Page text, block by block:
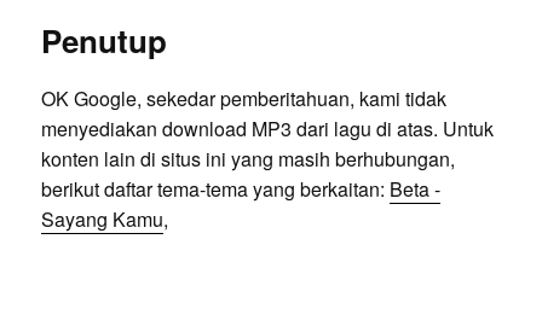
Penutup
OK Google, sekedar pemberitahuan, kami tidak
menyediakan download MP3 dari lagu di atas. Untuk
konten lain di situs ini yang masih berhubungan,
berikut daftar tema-tema yang berkaitan: Beta -
Sayang Kamu,